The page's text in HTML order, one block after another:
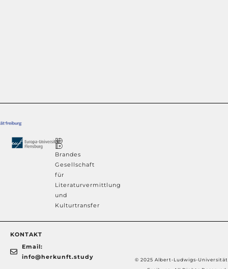
Brandes
Gesellschaft
für
Literaturvermittlung
und
Kulturtransfer
KONTAKT
Email:
info@herkunft.study
© 2025 Albert-Ludwigs-Universität